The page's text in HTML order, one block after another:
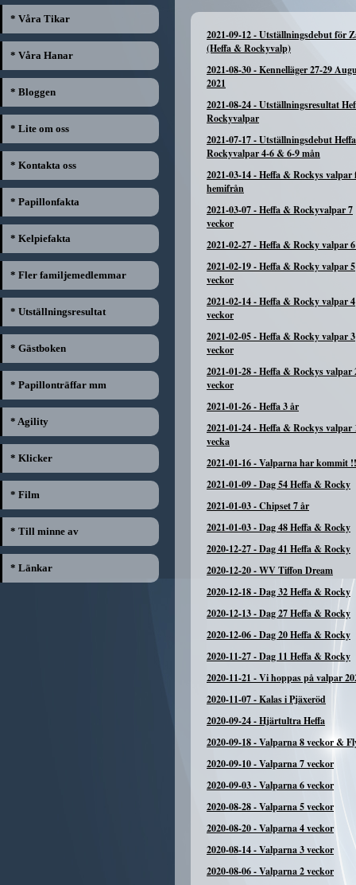
* Våra Tikar
* Våra Hanar
* Bloggen
* Lite om oss
* Kontakta oss
* Papillonfakta
* Kelpiefakta
* Fler familjemedlemmar
* Utställningsresultat
* Gästboken
* Papillonträffar mm
* Agility
* Klicker
* Film
* Till minne av
* Länkar
2021-09-12-Utställningsdebut för
(Heffa & Rockyvalp)
2021-08-30-Kennelläger 27-29
2021
2021-08-24-Utställningsresultat
Rockyvalpar
2021-07-17-Utställningsdebut
Rockyvalpar 4-6 & 6-9 mån
2021-03-14-Heffa & Rockys
hemifrån
2021-03-07-Heffa & Rockyvalpar 7
veckor
2021-02-27-Heffa & Rocky valpar
2021-02-19-Heffa & Rocky valpar 5
veckor
2021-02-14-Heffa & Rocky valpar 4
veckor
2021-02-05-Heffa & Rocky valpar 3
veckor
2021-01-28-Heffa & Rockys valpar
veckor
2021-01-26-Heffa 3 år
2021-01-24-Heffa & Rockys valpar
vecka
2021-01-16-Valparna har kommit
2021-01-09-Dag 54 Heffa & Rocky
2021-01-03-Chipset 7 år
2021-01-03-Dag 48 Heffa & Rocky
2020-12-27-Dag 41 Heffa & Rocky
2020-12-20-WV Tiffon Dream
2020-12-18-Dag 32 Heffa & Rocky
2020-12-13-Dag 27 Heffa & Rocky
2020-12-06-Dag 20 Heffa & Rocky
2020-11-27-Dag 11 Heffa & Rocky
2020-11-21 -Vi hoppas på valpar
2020-11-07-Kalas i Pjäxeröd
2020-09-24-Hjärtultra Heffa
2020-09-18-Valparna 8 veckor &
2020-09-10-Valparna 7 veckor
2020-09-03-Valparna 6 veckor
2020-08-28-Valparna 5 veckor
2020-08-20-Valparna 4 veckor
2020-08-14-Valparna 3 veckor
2020-08-06-Valparna 2 veckor